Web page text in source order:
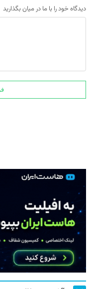
دیدگاه خود را با ما در میان بگذارید